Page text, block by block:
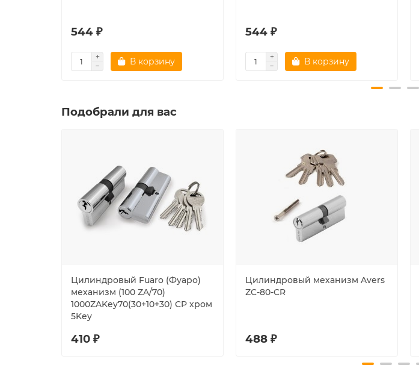
544 ₽
В корзину
544 ₽
В корзину
Подобрали для вас
Цилиндровый Fuaro (Фуаро)
механизм (100 ZA/70)
1000ZAKey70(30+10+30) CP хром
5Key
410 ₽
Цилиндровый механизм Avers
ZC-80-CR
488 ₽